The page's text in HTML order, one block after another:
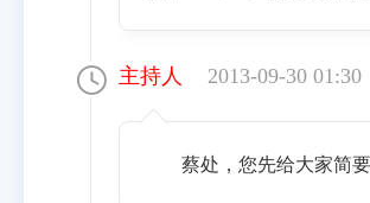
主持人 2013-09-30 01:30
蔡处，您先给大家简